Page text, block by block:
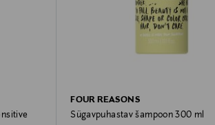
FOUR REASONS
Sügavpuhastav šampoon 300 ml